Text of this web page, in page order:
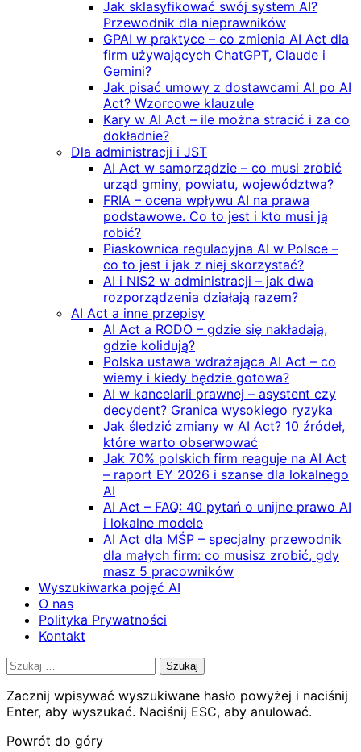
Jak sklasyfikować swój system AI?
Przewodnik dla nieprawników
GPAI w praktyce – co zmienia AI Act dla
firm używających ChatGPT, Claude i
Gemini?
Jak pisać umowy z dostawcami AI po AI
Act? Wzorcowe klauzule
Kary w AI Act – ile można stracić i za co
dokładnie?
Dla administracji i JST
AI Act w samorządzie – co musi zrobić
urząd gminy, powiatu, województwa?
FRIA – ocena wpływu AI na prawa
podstawowe. Co to jest i kto musi ją
robić?
Piaskownica regulacyjna AI w Polsce –
co to jest i jak z niej skorzystać?
AI i NIS2 w administracji – jak dwa
rozporządzenia działają razem?
AI Act a inne przepisy
AI Act a RODO – gdzie się nakładają,
gdzie kolidują?
Polska ustawa wdrażająca AI Act – co
wiemy i kiedy będzie gotowa?
AI w kancelarii prawnej – asystent czy
decydent? Granica wysokiego ryzyka
Jak śledzić zmiany w AI Act? 10 źródeł,
które warto obserwować
Jak 70% polskich firm reaguje na AI Act
– raport EY 2026 i szanse dla lokalnego
AI
AI Act – FAQ: 40 pytań o unijne prawo AI
i lokalne modele
AI Act dla MŚP – specjalny przewodnik
dla małych firm: co musisz zrobić, gdy
masz 5 pracowników
Wyszukiwarka pojęć AI
O nas
Polityka Prywatności
Kontakt
Szukaj:
Zacznij wpisywać wyszukiwane hasło powyżej i naciśnij
Enter, aby wyszukać. Naciśnij ESC, aby anulować.
Powrót do góry